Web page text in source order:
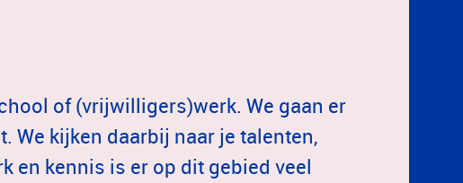
of (vrijwilligers)werk. We gaan er
We kijken daarbij naar je talenten,
en kennis is er op dit gebied veel